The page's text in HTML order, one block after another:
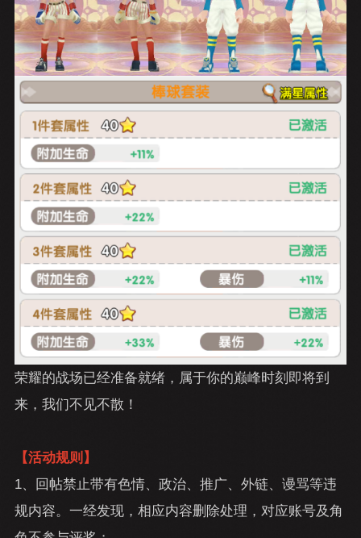
荣耀的战场已经准备就绪，属于你的巅峰时刻即将到
来，我们不见不散！
【活动规则】
1、回帖禁止带有色情、政治、推广、外链、谩骂等违
规内容。一经发现，相应内容删除处理，对应账号及角